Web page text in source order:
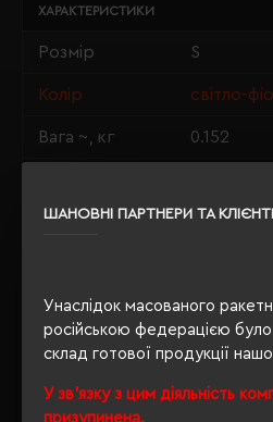
ШАНОВНІ ПАРТНЕРИ ТА
Унаслідок масованого
російською федерацією
склад готової продукції
У зв'язку з цим діяльність
призупинена.
ХАРАКТЕРИСТИКИ
Розмір S
Колір світло-
Вага ~, кг 0.152
Стать унісекс
Щільність 190 г/м²
Розпакування